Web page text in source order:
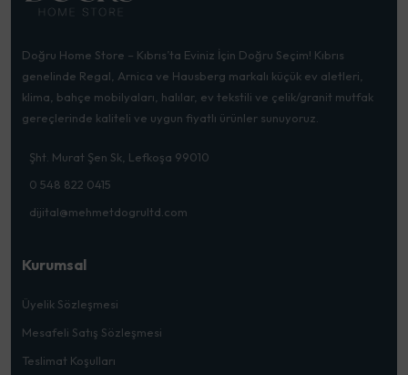
Doğru Home Store – Kıbrıs’ta Eviniz İçin Doğru Seçim! Kıbrıs
genelinde Regal, Arnica ve Hausberg markalı küçük ev aletleri,
klima, bahçe mobilyaları, halılar, ev tekstili ve çelik/granit mutfak
gereçlerinde kaliteli ve uygun fiyatlı ürünler sunuyoruz.
Şht. Murat Şen Sk, Lefkoşa 99010
0 548 822 0415
dijital@mehmetdogrultd.com
Kurumsal
Üyelik Sözleşmesi
Mesafeli Satış Sözleşmesi
Teslimat Koşulları